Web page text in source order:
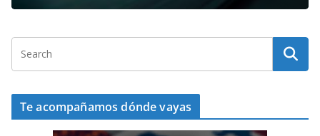
Te acompañamos dónde vayas